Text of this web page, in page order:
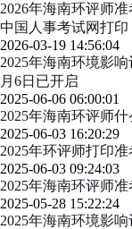
2026年海南环评师
中国人事考试网打印
2026-03-19 14:56:04
2025年海南环境影
月6日已开启
2025-06-06 06:00:01
2025年海南环评师
2025-06-03 16:20:29
2025年环评师打印
2025-06-03 09:24:03
2025年海南环评师
2025-05-28 15:22:24
2025年海南环境影